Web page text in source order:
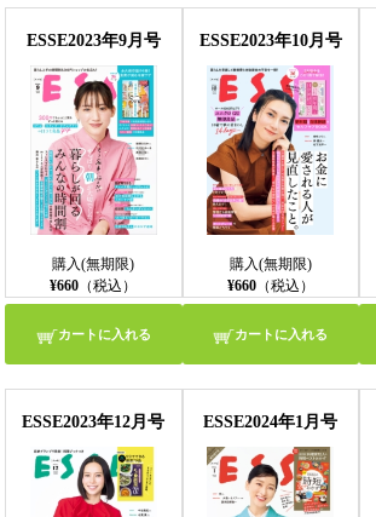
ESSE2023年9月号
購入(無期限)
¥660 （税込）
カートに入れる
ESSE2023年10月号
購入(無期限)
¥660（税込）
カートに入れる
ESSE2023年12月号 ESSE2024年1月号